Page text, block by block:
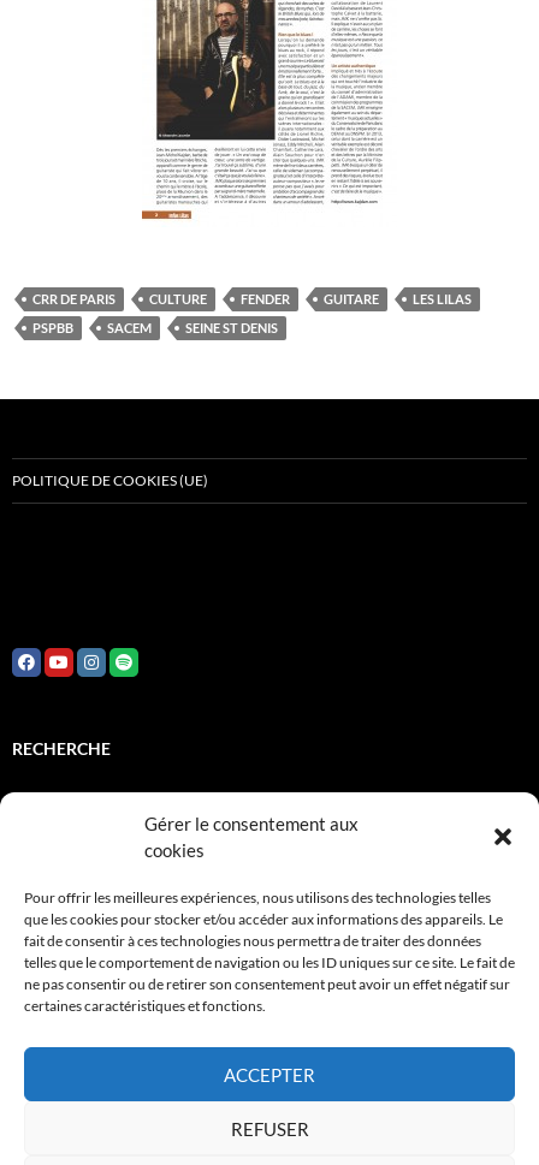
Gérer le consentement aux
cookies
Pour offrir les meilleures expériences, nous utilisons des technologies telles
que les cookies pour stocker et/ou accéder aux informations des appareils. Le
fait de consentir à ces technologies nous permettra de traiter des données
telles que le comportement de navigation ou les ID uniques sur ce site. Le fait de
ne pas consentir ou de retirer son consentement peut avoir un effet négatif sur
certaines caractéristiques et fonctions.
ACCEPTER
REFUSER
CRR DE PARIS CULTURE FENDER GUITARE
LES LILAS
PSPBB
SACEM SEINE ST DENIS
POLITIQUE DE COOKIES (UE)
RECHERCHE
INSTITUTIONNELS
Adami
FCM
Sacem